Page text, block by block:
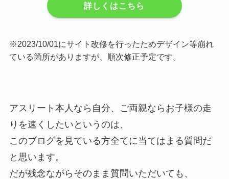
詳しくはこちら
※2023/10/01にサイト改修を行ったためデザイン等崩れ
ている箇所がありますが、順次修正予定です。
アスリート本人なら自分、ご両親ならお子様の走
りを速くしたいというのは、
このブログを見ている方全てに当てはまる質問だ
と思います。
だが残念ながらそのまま質問いただいても、